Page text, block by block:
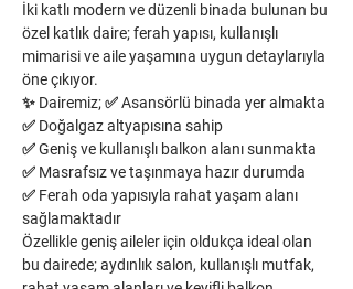
İki katlı modern ve düzenli binada bulunan bu
özel katlık daire; ferah yapısı, kullanışlı
mimarisi ve aile yaşamına uygun detaylarıyla
öne çıkıyor.
✨ Dairemiz; ✅ Asansörlü binada yer almakta
✅ Doğalgaz altyapısına sahip
✅ Geniş ve kullanışlı balkon alanı sunmakta
✅ Masrafsız ve taşınmaya hazır durumda
✅ Ferah oda yapısıyla rahat yaşam alanı
sağlamaktadır
Özellikle geniş aileler için oldukça ideal olan
bu dairede; aydınlık salon, kullanışlı mutfak,